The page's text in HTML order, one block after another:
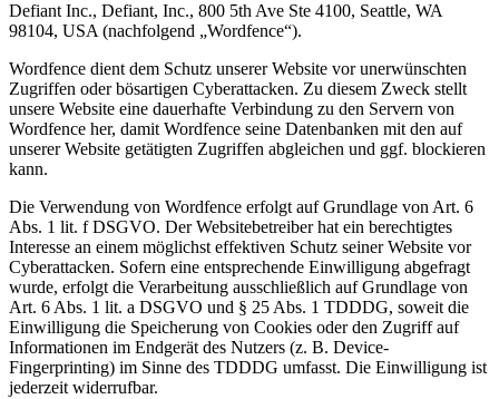
Defiant Inc., Defiant, Inc., 800 5th Ave Ste 4100, Seattle, WA
98104, USA (nachfolgend „Wordfence“).
Wordfence dient dem Schutz unserer Website vor unerwünschten
Zugriffen oder bösartigen Cyberattacken. Zu diesem Zweck stellt
unsere Website eine dauerhafte Verbindung zu den Servern von
Wordfence her, damit Wordfence seine Datenbanken mit den auf
unserer Website getätigten Zugriffen abgleichen und ggf. blockieren
kann.
Die Verwendung von Wordfence erfolgt auf Grundlage von Art. 6
Abs. 1 lit. f DSGVO. Der Websitebetreiber hat ein berechtigtes
Interesse an einem möglichst effektiven Schutz seiner Website vor
Cyberattacken. Sofern eine entsprechende Einwilligung abgefragt
wurde, erfolgt die Verarbeitung ausschließlich auf Grundlage von
Art. 6 Abs. 1 lit. a DSGVO und § 25 Abs. 1 TDDDG, soweit die
Einwilligung die Speicherung von Cookies oder den Zugriff auf
Informationen im Endgerät des Nutzers (z. B. Device-
Fingerprinting) im Sinne des TDDDG umfasst. Die Einwilligung ist
jederzeit widerrufbar.